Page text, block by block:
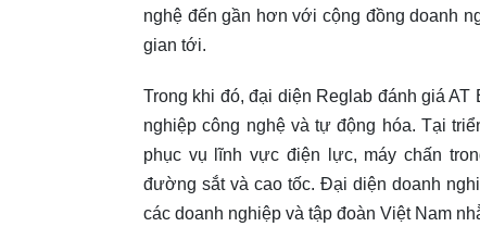
nghệ đến gần hơn với cộng đồng doanh
gian tới.
Trong khi đó, đại diện Reglab đánh giá
nghiệp công nghệ và tự động hóa. Tại
phục vụ lĩnh vực điện lực, máy chấn
đường sắt và cao tốc. Đại diện doanh
các doanh nghiệp và tập đoàn Việt Nam